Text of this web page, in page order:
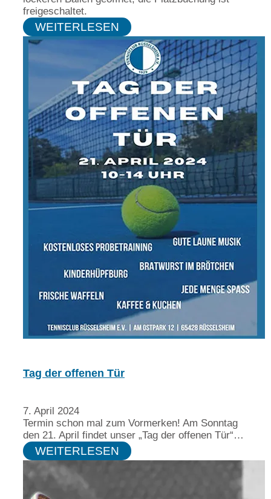
freigeschaltet.
WEITERLESEN
Tag der offenen Tür
7. April 2024
Termin schon mal zum Vormerken! Am Sonntag
den 21. April findet unser „Tag der offenen Tür“…
WEITERLESEN